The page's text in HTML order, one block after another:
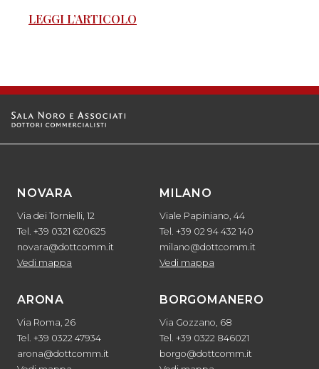
LEGGI L’ARTICOLO
NOVARA
Via dei Tornielli, 12
Tel. +39 0321 620625
novara@dottcomm.it
Vedi mappa
MILANO
Viale Papiniano, 44
Tel. +39 02 94 432 140
milano@dottcomm.it
Vedi mappa
ARONA
Via Roma, 26
Tel. +39 0322 47934
arona@dottcomm.it
BORGOMANERO
Via Gozzano, 68
Tel. +39 0322 846021
borgo@dottcomm.it